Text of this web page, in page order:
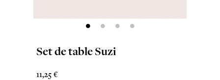
Set de table Suzi
11,25 €